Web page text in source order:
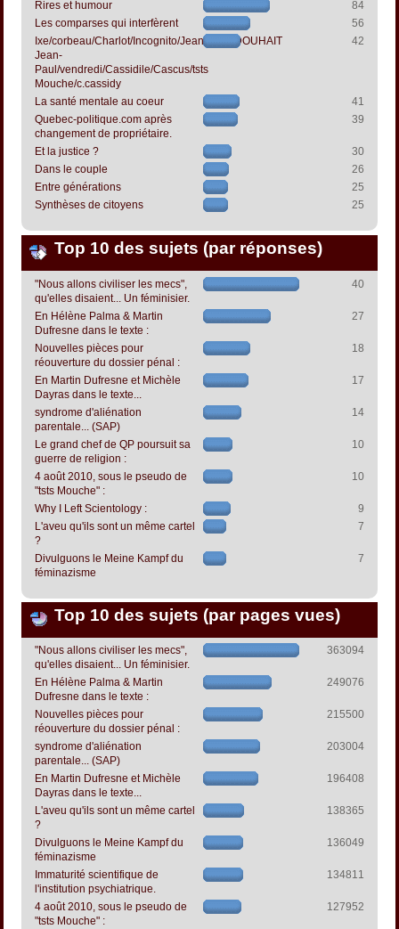
Rires et humour
84
Les comparses qui interfèrent
56
Ixe/corbeau/Charlot/Incognito/Jeanpapol/DOUHAIT
Jean-
Paul/vendredi/Cassidile/Cascus/tsts
Mouche/c.cassidy
42
La santé mentale au coeur
41
Quebec-politique.com après
changement de propriétaire.
39
Et la justice ?
30
Dans le couple
26
Entre générations
25
Synthèses de citoyens
25
Top 10 des sujets (par réponses)
"Nous allons civiliser les mecs",
qu'elles disaient... Un féminisier.
40
En Hélène Palma & Martin
Dufresne dans le texte :
27
Nouvelles pièces pour
réouverture du dossier pénal :
18
En Martin Dufresne et Michèle
Dayras dans le texte...
17
syndrome d'aliénation
parentale... (SAP)
14
Le grand chef de QP poursuit sa
guerre de religion :
10
4 août 2010, sous le pseudo de
"tsts Mouche" :
10
Why I Left Scientology :
9
L'aveu qu'ils sont un même cartel
?
7
Divulguons le Meine Kampf du
féminazisme
7
Top 10 des sujets (par pages vues)
"Nous allons civiliser les mecs",
qu'elles disaient... Un féminisier.
363094
En Hélène Palma & Martin
Dufresne dans le texte :
249076
Nouvelles pièces pour
réouverture du dossier pénal :
215500
syndrome d'aliénation
parentale... (SAP)
203004
En Martin Dufresne et Michèle
Dayras dans le texte...
196408
L'aveu qu'ils sont un même cartel
?
138365
Divulguons le Meine Kampf du
féminazisme
136049
Immaturité scientifique de
l'institution psychiatrique.
134811
4 août 2010, sous le pseudo de
"tsts Mouche" :
127952